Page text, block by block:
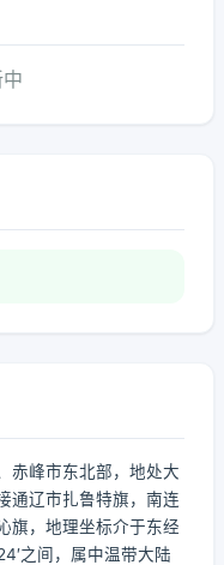
赤峰市东北部，地处大
通辽市扎鲁特旗，南连
旗，地理坐标介于东经
之间，属中温带大陆